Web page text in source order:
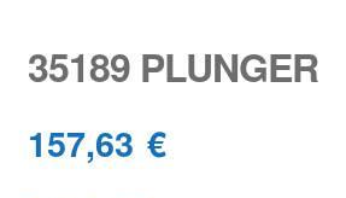
SALE
Classic Parts
35189 PLUNGER
157,63 €